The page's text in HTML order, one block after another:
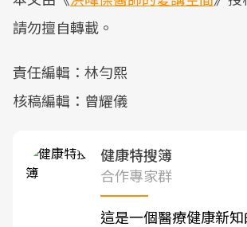
請勿擅自轉載。
責任編輯：林勻熙
核稿編輯：曾耀儀
健康特搜簿
合作專家群
這是一個醫療健康新知